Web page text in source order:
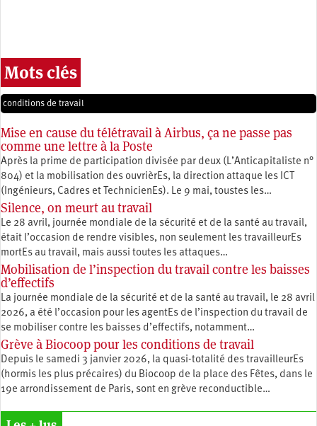
Mots clés
conditions de travail
Mise en cause du télétravail à Airbus, ça ne passe pas
comme une lettre à la Poste
Après la prime de participation divisée par deux (L’Anticapitaliste n°
804) et la mobilisation des ouvrièrEs, la direction attaque les ICT
(Ingénieurs, Cadres et TechnicienEs). Le 9 mai, toustes les…
Silence, on meurt au travail
Le 28 avril, journée mondiale de la sécurité et de la santé au travail,
était l’occasion de rendre visibles, non seulement les travailleurEs
mortEs au travail, mais aussi toutes les attaques…
Mobilisation de l’inspection du travail contre les baisses
d’effectifs
La journée mondiale de la sécurité et de la santé au travail, le 28 avril
2026, a été l’occasion pour les agentEs de l’inspection du travail de
se mobiliser contre les baisses d’effectifs, notamment…
Grève à Biocoop pour les conditions de travail
Depuis le samedi 3 janvier 2026, la quasi-totalité des travailleurEs
(hormis les plus précaires) du Biocoop de la place des Fêtes, dans le
19e arrondissement de Paris, sont en grève reconductible…